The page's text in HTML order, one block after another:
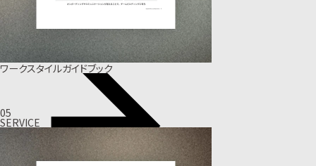
ワークスタイルガイドブック
05
SERVICE